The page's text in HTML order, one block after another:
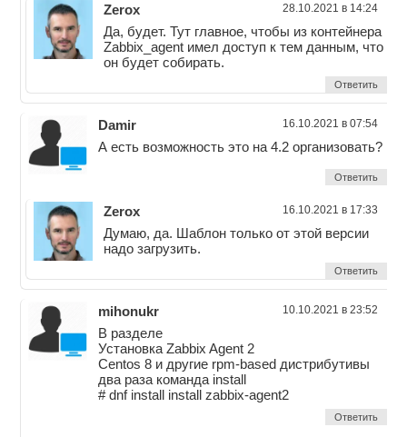
Zerox 28.10.2021 в 14:24
Да, будет. Тут главное, чтобы из контейнера
Zabbix_agent имел доступ к тем данным, что
он будет собирать.
Ответить
Damir 16.10.2021 в 07:54
А есть возможность это на 4.2 организовать?
Ответить
Zerox 16.10.2021 в 17:33
Думаю, да. Шаблон только от этой версии
надо загрузить.
Ответить
mihonukr 10.10.2021 в 23:52
В разделе
Установка Zabbix Agent 2
Centos 8 и другие rpm-based дистрибутивы
два раза команда install
# dnf install install zabbix-agent2
Ответить